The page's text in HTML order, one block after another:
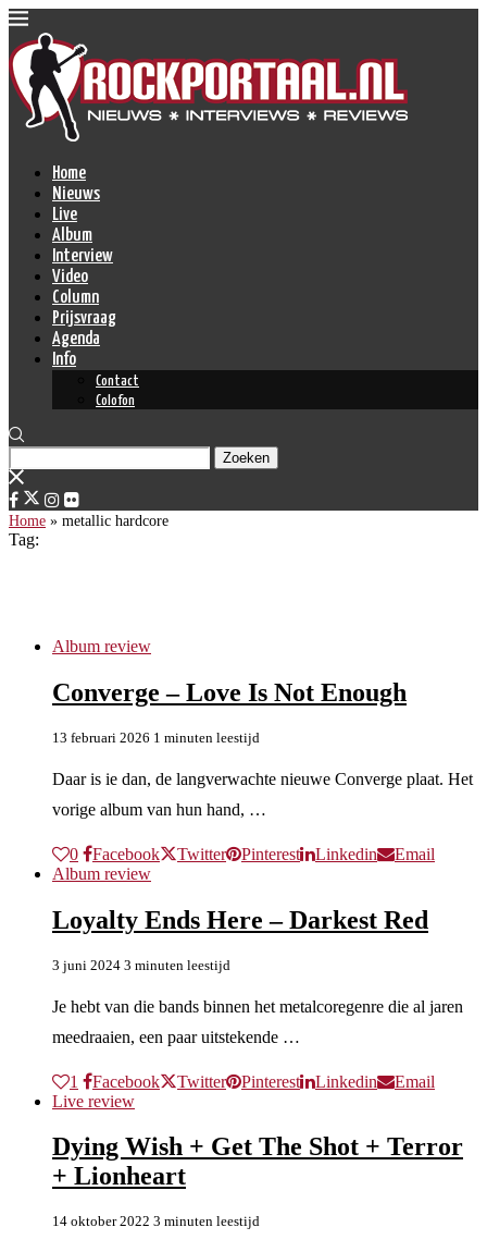
Home
Nieuws
Live
Album
Interview
Video
Column
Prijsvraag
Agenda
Info
Contact
Colofon
Zoeken
Home » metallic hardcore
Tag:
Album review
Converge – Love Is Not Enough
13 februari 2026 1 minuten leestijd
Daar is ie dan, de langverwachte nieuwe Converge plaat. Het
vorige album van hun hand, …
0 Facebook Twitter Pinterest Linkedin
Email
Album review
Loyalty Ends Here – Darkest Red
3 juni 2024 3 minuten leestijd
Je hebt van die bands binnen het metalcoregenre die al jaren
meedraaien, een paar uitstekende …
1 Facebook Twitter Pinterest Linkedin
Email
Live review
Dying Wish + Get The Shot + Terror
+ Lionheart
14 oktober 2022 3 minuten leestijd